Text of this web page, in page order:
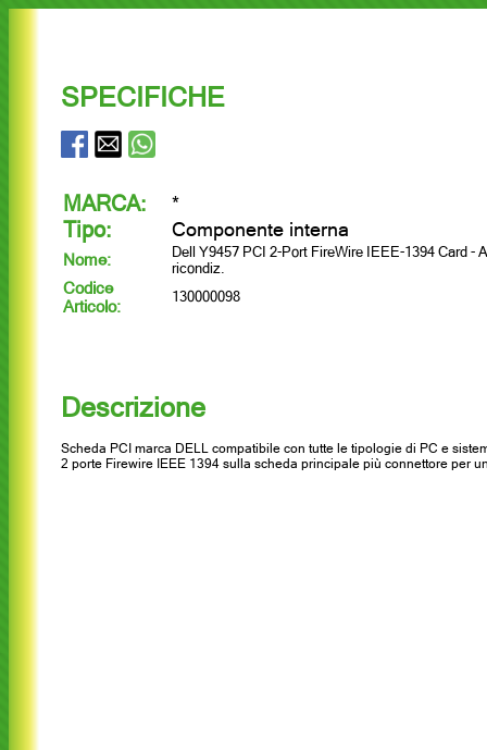
SPECIFICHE
MARCA: *
Tipo: Componente interna
Nome:
Dell Y9457 PCI 2-Port FireWire IEEE-1394 Card -
ricondiz.
Codice
Articolo:
130000098
Descrizione
Scheda PCI marca DELL compatibile con tutte le tipologie di PC e
2 porte Firewire IEEE 1394 sulla scheda principale più connettore per